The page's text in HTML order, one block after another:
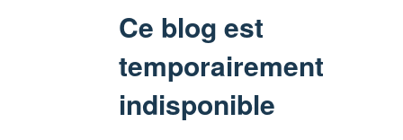
Ce blog est
temporairement
indisponible